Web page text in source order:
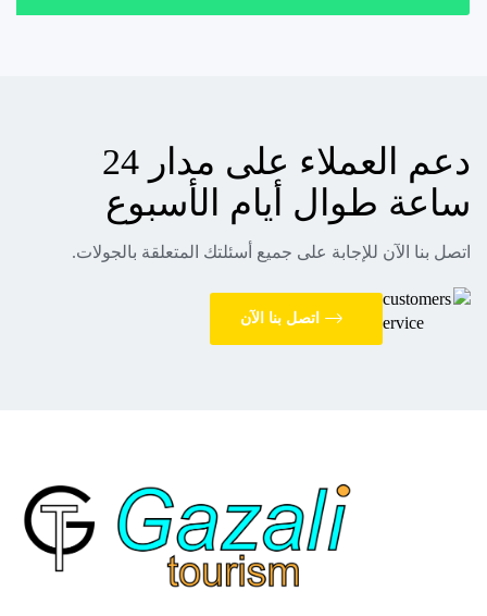
دعم العملاء على مدار 24
ساعة طوال أيام الأسبوع
اتصل بنا الآن للإجابة على جميع أسئلتك المتعلقة بالجولات.
اتصل بنا الآن